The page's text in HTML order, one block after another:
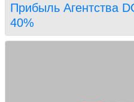
Прибыль Агентства
40%